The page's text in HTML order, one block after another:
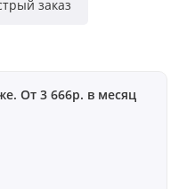
заказ
От 3 666р. в месяц